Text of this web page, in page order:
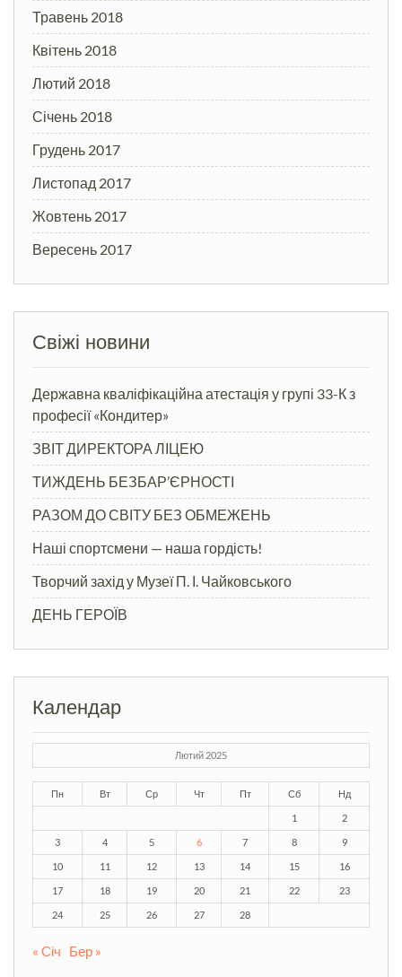
Травень 2018
Квітень 2018
Лютий 2018
Січень 2018
Грудень 2017
Листопад 2017
Жовтень 2017
Вересень 2017
Свіжі новини
Державна кваліфікаційна атестація у групі 33-К з
професії «Кондитер»
ЗВІТ ДИРЕКТОРА ЛІЦЕЮ
ТИЖДЕНЬ БЕЗБАР’ЄРНОСТІ
РАЗОМ ДО СВІТУ БЕЗ ОБМЕЖЕНЬ
Наші спортсмени — наша гордість!
Творчий захід у Музеї П. І. Чайковського
ДЕНЬ ГЕРОЇВ
Календар
Лютий 2025
Пн Вт Ср Чт Пт Сб Нд
1 2
3 4 5 6 7 8 9
10 11 12 13 14 15 16
17 18 19 20 21 22 23
24 25 26 27 28
« Січ Бер »